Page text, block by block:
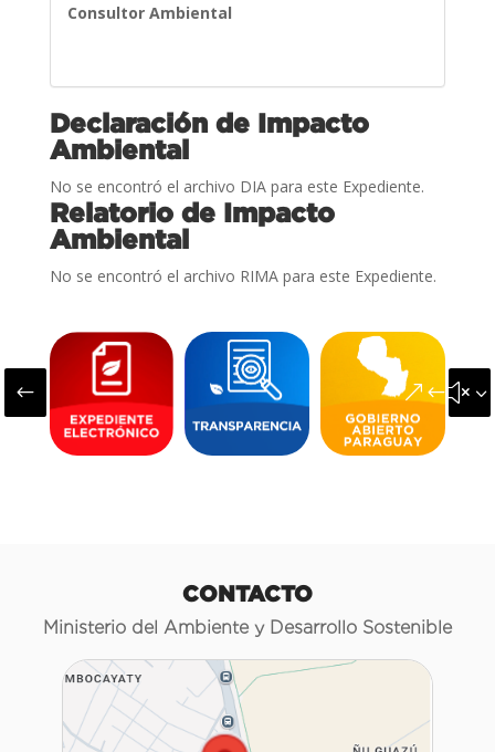
Consultor Ambiental
Declaración de Impacto
Ambiental
No se encontró el archivo DIA para este Expediente.
Relatorio de Impacto
Ambiental
No se encontró el archivo RIMA para este Expediente.
#
CONTACTO
Ministerio del Ambiente y Desarrollo Sostenible